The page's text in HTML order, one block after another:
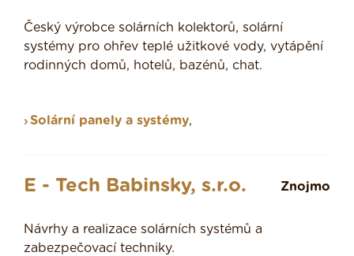
Český výrobce solárních kolektorů, solární
systémy pro ohřev teplé užitkové vody, vytápění
rodinných domů, hotelů, bazénů, chat.
Solární panely a systémy,
E - Tech Babinsky, s.r.o. Znojmo
Návrhy a realizace solárních systémů a
zabezpečovací techniky.